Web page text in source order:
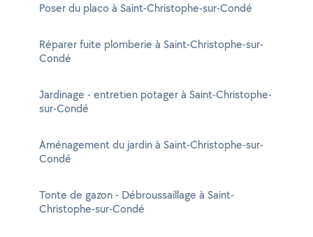
Poser du placo à Saint-Christophe-sur-Condé
Réparer fuite plomberie à Saint-Christophe-sur-
Condé
Jardinage - entretien potager à Saint-Christophe-
sur-Condé
Aménagement du jardin à Saint-Christophe-sur-
Condé
Tonte de gazon - Débroussaillage à Saint-
Christophe-sur-Condé